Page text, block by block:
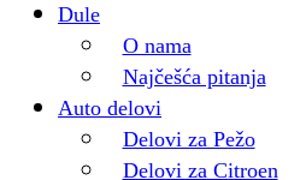
Dule
O nama
Najčešća pitanja
Auto delovi
Delovi za Pežo
Delovi za Citroen